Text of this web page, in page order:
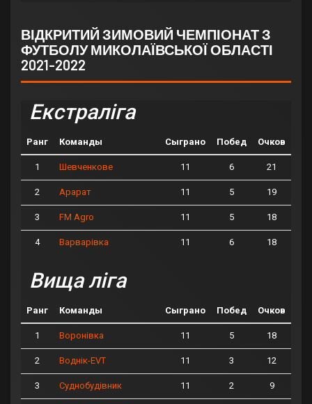
ВІДКРИТИЙ ЗИМОВИЙ ЧЕМПІОНАТ З
ФУТБОЛУ МИКОЛАЇВСЬКОЇ ОБЛАСТІ
2021-2022
Екстраліга
Ранг Команды Сыграно Побед Очков
1 Шевченкове 11 6 21
2 Арарат 11 5 19
3 FM Agro 11 5 18
4 Варварівка 11 6 18
Вища ліга
Ранг Команды Сыграно Побед Очков
1 Воронівка 11 5 18
2 Воднік-EVT 11 3 12
3 Суднобудівник 11 2 9